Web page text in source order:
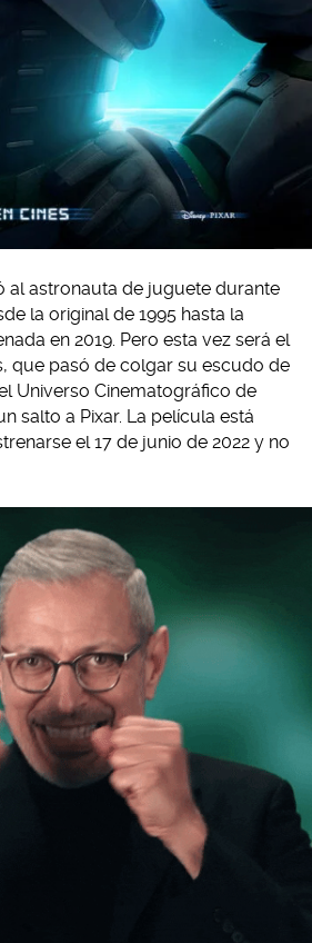
al astronauta de juguete durante
la original de 1995 hasta la
en 2019. Pero esta vez será el
que pasó de colgar su escudo de
Universo Cinematográfico de
salto a Pixar. La película está
el 17 de junio de 2022 y no